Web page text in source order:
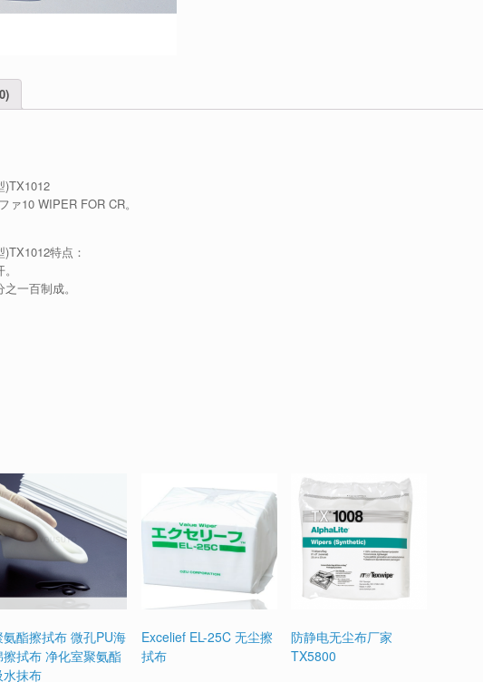
)TX1012
10 WIPER FOR CR。
特点：
一百制成。
氨酯擦拭布 微孔PU海
擦拭布 净化室聚氨酯
水抹布
Excelief EL-25C 无尘擦
拭布
防静电无尘布厂家
TX5800